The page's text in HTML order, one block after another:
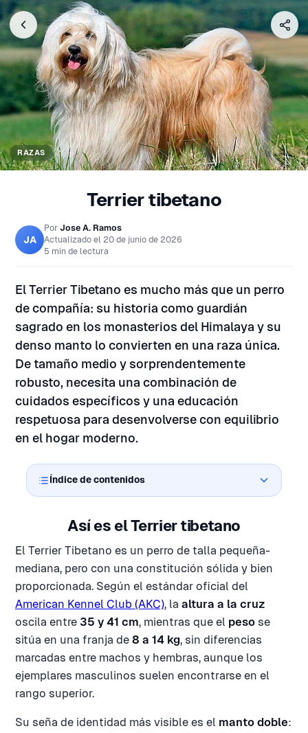
RAZAS
Terrier tibetano
JA
Por Jose A. Ramos
Actualizado el 20 de junio de 2026
5 min de lectura
El Terrier Tibetano es mucho más que un perro
de compañía: su historia como guardián
sagrado en los monasterios del Himalaya y su
denso manto lo convierten en una raza única.
De tamaño medio y sorprendentemente
robusto, necesita una combinación de
cuidados específicos y una educación
respetuosa para desenvolverse con equilibrio
en el hogar moderno.
Índice de contenidos
Así es el Terrier tibetano
El Terrier Tibetano es un perro de talla pequeña-
mediana, pero con una constitución sólida y bien
proporcionada. Según el estándar oficial del
American Kennel Club (AKC), la altura a la cruz
oscila entre 35 y 41 cm, mientras que el peso se
sitúa en una franja de 8 a 14 kg, sin diferencias
marcadas entre machos y hembras, aunque los
ejemplares masculinos suelen encontrarse en el
rango superior.
Su seña de identidad más visible es el manto doble: